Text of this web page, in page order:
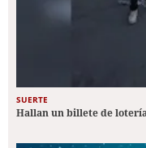
SUERTE
Hallan un billete de